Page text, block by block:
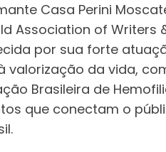
Casa Perini
Association of Writers
por sua forte
valorização da vida,
Brasileira de
que conectam o